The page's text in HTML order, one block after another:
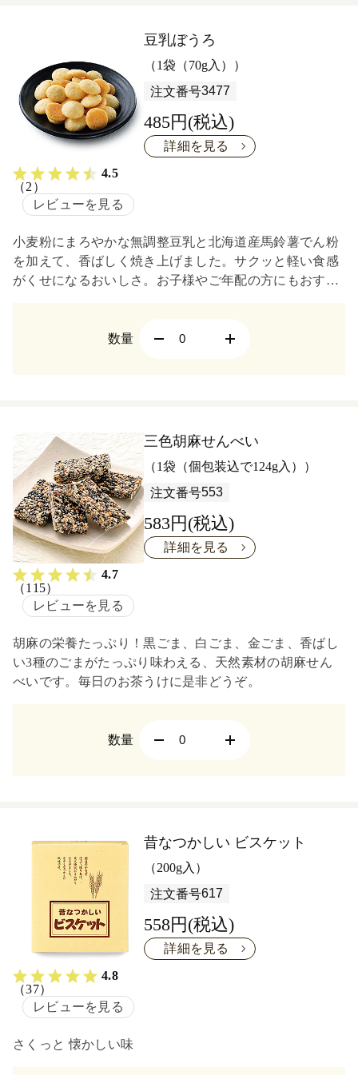
4.5
（2）
レビューを見る
豆乳ぼうろ
（1袋（70g入））
注文番号3477
485円(税込)
詳細を見る
小麦粉にまろやかな無調整豆乳と北海道産馬鈴薯でん粉
を加えて、香ばしく焼き上げました。サクッと軽い食感
がくせになるおいしさ。お子様やご年配の方にもおすす
数量
4.7
（115）
レビューを見る
三色胡麻せんべい
（1袋（個包装込で124g入））
注文番号553
583円(税込)
詳細を見る
胡麻の栄養たっぷり！黒ごま、白ごま、金ごま、香ばし
い3種のごまがたっぷり味わえる、天然素材の胡麻せん
べいです。毎日のお茶うけに是非どうぞ。
数量
4.8
（37）
レビューを見る
昔なつかしい ビスケット
（200g入）
注文番号617
558円(税込)
詳細を見る
さくっと 懐かしい味